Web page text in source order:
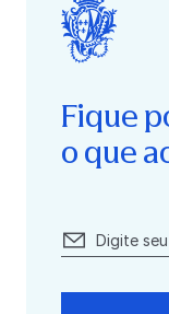
Fique
o que